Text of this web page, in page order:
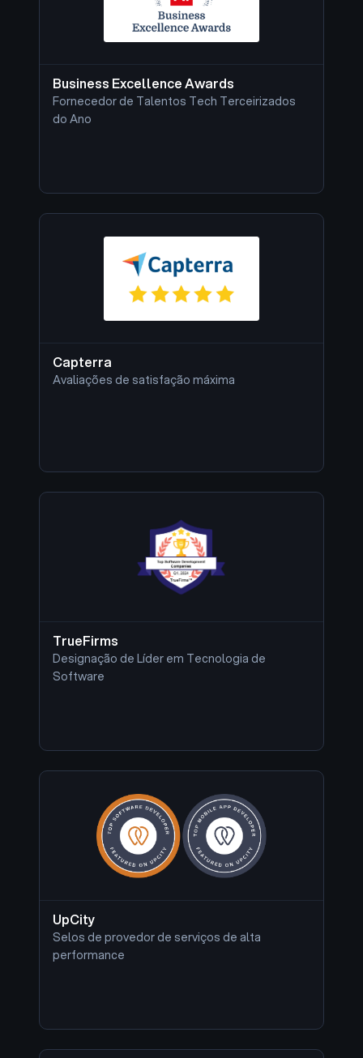
Business Excellence Awards
Fornecedor de Talentos Tech Terceirizados
do Ano
Capterra
Avaliações de satisfação máxima
TrueFirms
Designação de Líder em Tecnologia de
Software
UpCity
Selos de provedor de serviços de alta
performance